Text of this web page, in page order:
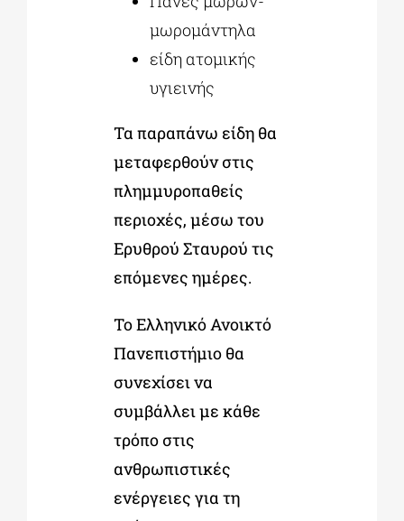
μωρομάντηλα
είδη ατομικής
υγιεινής
Τα παραπάνω είδη θα
μεταφερθούν στις
πλημμυροπαθείς
περιοχές, μέσω του
Ερυθρού Σταυρού τις
επόμενες ημέρες.
Το Ελληνικό Ανοικτό
Πανεπιστήμιο θα
συνεχίσει να
συμβάλλει με κάθε
τρόπο στις
ανθρωπιστικές
ενέργειες για τη